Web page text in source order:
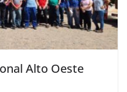
Alto Oeste